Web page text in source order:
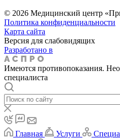
© 2026 Медицинский центр
Политика конфиденциальности
Карта сайта
Версия для слабовидящих
Разработано в
Имеются противопоказания.
специалиста
Главная Услуги